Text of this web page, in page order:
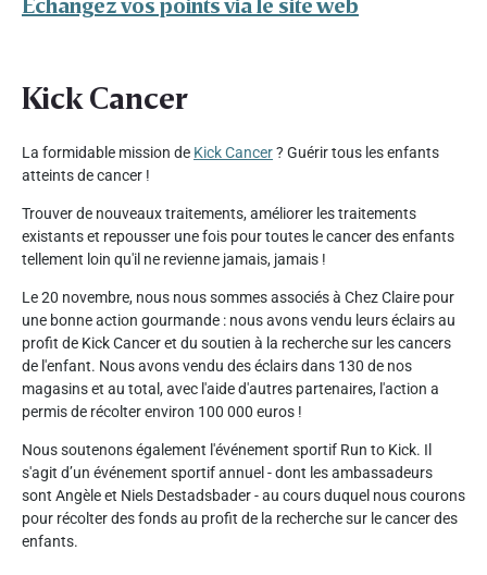
Kick Cancer
La formidable mission de Kick Cancer? Guérir tous les enfants
atteints de cancer !
Trouver de nouveaux traitements, améliorer les traitements
existants et repousser une fois pour toutes le cancer des enfants
tellement loin qu'il ne revienne jamais, jamais !
Le 20 novembre, nous nous sommes associés à Chez Claire pour
une bonne action gourmande : nous avons vendu leurs éclairs au
profit de Kick Cancer et du soutien à la recherche sur les cancers
de l'enfant. Nous avons vendu des éclairs dans 130 de nos
magasins et au total, avec l'aide d'autres partenaires, l'action a
permis de récolter environ 100 000 euros !
Nous soutenons également l'événement sportif Run to Kick. Il
s'agit d’un événement sportif annuel - dont les ambassadeurs
sont Angèle et Niels Destadsbader - au cours duquel nous courons
pour récolter des fonds au profit de la recherche sur le cancer des
enfants.